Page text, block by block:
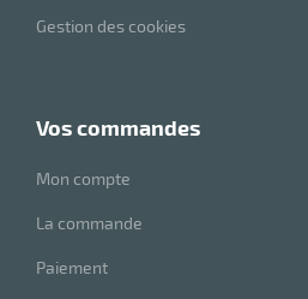
Gestion des cookies
vos commandes
Mon compte
La commande
Paiement